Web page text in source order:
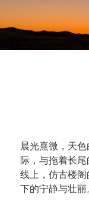
晨光熹微，天
际，与拖着长
线上，仿古楼
下的宁静与壮丽